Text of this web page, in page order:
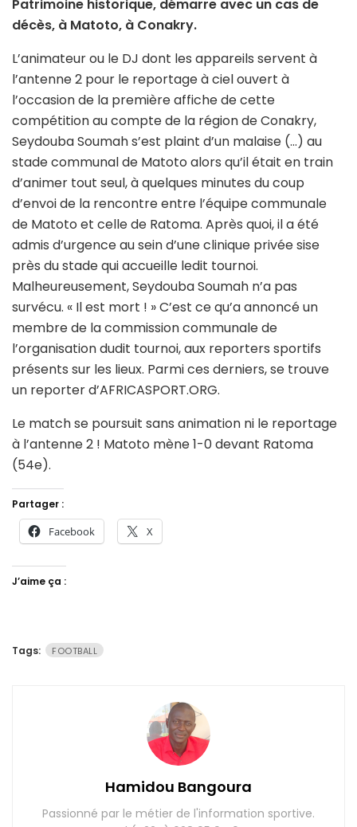
Patrimoine historique, démarre avec un cas de
décès, à Matoto, à Conakry.
L’animateur ou le DJ dont les appareils servent à
l’antenne 2 pour le reportage à ciel ouvert à
l’occasion de la première affiche de cette
compétition au compte de la région de Conakry,
Seydouba Soumah s’est plaint d’un malaise (…) au
stade communal de Matoto alors qu’il était en train
d’animer tout seul, à quelques minutes du coup
d’envoi de la rencontre entre l’équipe communale
de Matoto et celle de Ratoma. Après quoi, il a été
admis d’urgence au sein d’une clinique privée sise
près du stade qui accueille ledit tournoi.
Malheureusement, Seydouba Soumah n’a pas
survécu. « Il est mort ! » C’est ce qu’a annoncé un
membre de la commission communale de
l’organisation dudit tournoi, aux reporters sportifs
présents sur les lieux. Parmi ces derniers, se trouve
un reporter d’AFRICASPORT.ORG.
Le match se poursuit sans animation ni le reportage
à l’antenne 2 ! Matoto mène 1-0 devant Ratoma
(54e).
Partager :
Facebook X
J’aime ça :
Tags: FOOTBALL
Hamidou Bangoura
Passionné par le métier de l'information sportive.